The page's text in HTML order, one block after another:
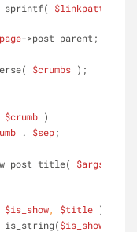
sprintf( $linkpatt
->post_parent;
$crumbs );
$crumb )
. $sep;
$args
$is_show, $title )
is_string($is_show